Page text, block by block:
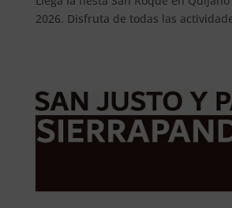
2026. Disfruta de todas las